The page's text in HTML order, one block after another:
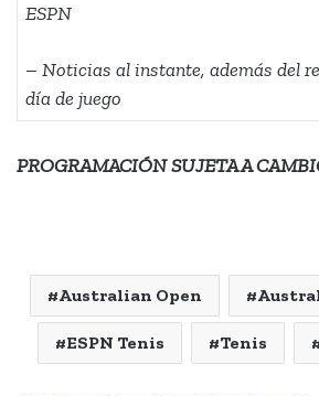
ESPN
– Noticias al instante, además del
día de juego
PROGRAMACIÓN SUJETA A
Australian Open
ESPN Tenis Tenis